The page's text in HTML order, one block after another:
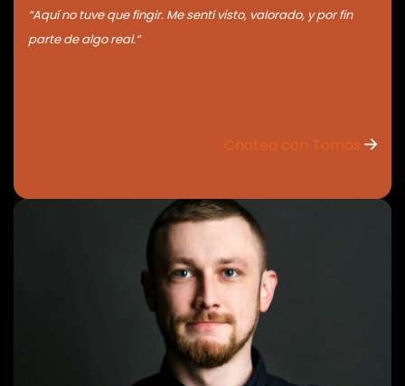
“Aquí no tuve que fingir. Me sentí visto, valorado, y por fin
parte de algo real.”
Chatea con Tomás